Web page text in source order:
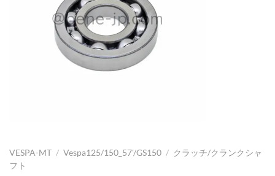
VESPA-MT / Vespa125/150_57'/GS150 / クラッチ/クランクシャ
フト